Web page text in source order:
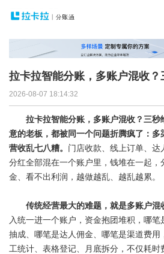
拉卡拉智能分账，多账户混收？
2026-08-07 18:14:32
拉卡拉智能分账，多账户混收？三秒
意的老板，都被同一个问题折腾疯了：多
营收乱七八糟。 门店收款、线上订单、
分红全部混在一个账户里，钱堆在一起，
金、看不出利润，越做越乱、越乱越累。
传统经营最大的难题，就是多账户混
入统一进一个账户，资金抱团堆积，哪
抽成、哪笔是达人佣金、哪笔是渠道费用
工统计、表格登记、月底拆分，不仅耗